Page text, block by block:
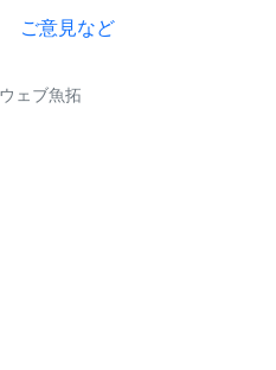
ご意見など
ェブ魚拓